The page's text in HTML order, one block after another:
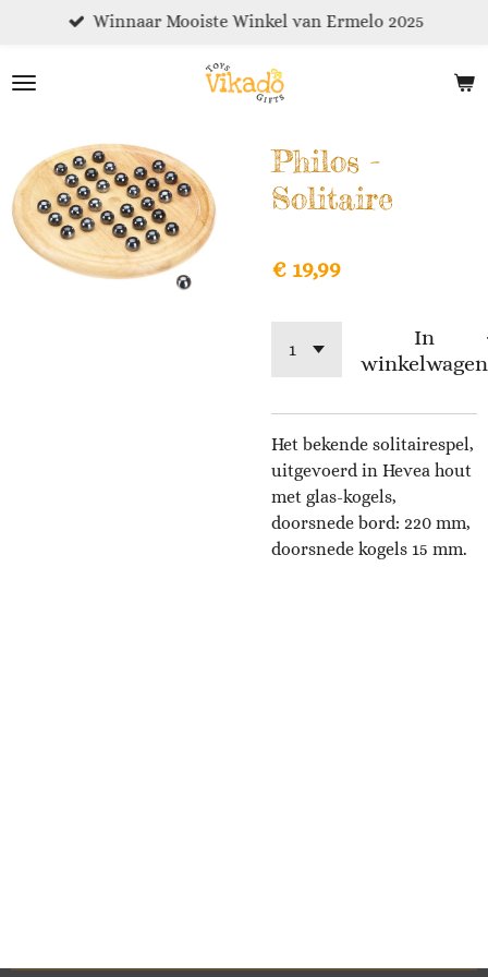
naar
Winnaar Mooiste Winkel van Ermelo 2025
Philos -
Solitaire
€ 19,99
In
winkelwagen
Het bekende solitairespel,
uitgevoerd in Hevea hout
met glas-kogels,
doorsnede bord: 220 mm,
doorsnede kogels 15 mm.